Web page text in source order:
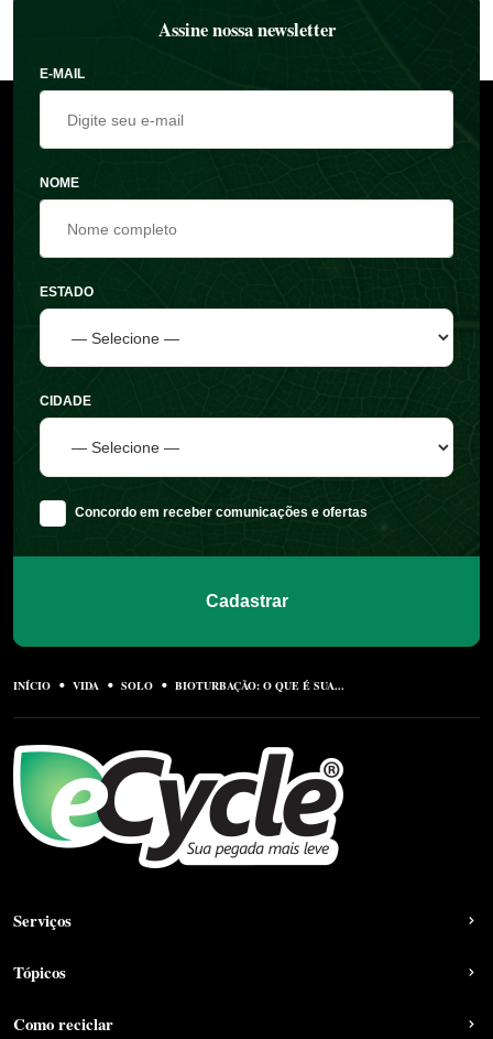
Assine nossa newsletter
E-MAIL
NOME
ESTADO
CIDADE
Concordo em receber comunicações e ofertas
Cadastrar
INÍCIO VIDA SOLO BIOTURBAÇÃO: O QUE É SUA...
Serviços
Tópicos
Como reciclar